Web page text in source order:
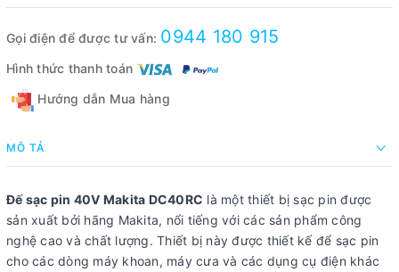
Gọi điện để được tư vấn: 0944 180 915
Hình thức thanh toán
Hướng dẫn Mua hàng
MÔ TẢ
Đế sạc pin 40V Makita DC40RC là một thiết bị sạc pin được
sản xuất bởi hãng Makita, nổi tiếng với các sản phẩm công
nghệ cao và chất lượng. Thiết bị này được thiết kế để sạc pin
cho các dòng máy khoan, máy cưa và các dụng cụ điện khác